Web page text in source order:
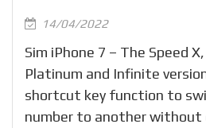
14/04/2022
Sim iPhone 7 – The Speed
Platinum and Infinite
shortcut key function to
number to another without